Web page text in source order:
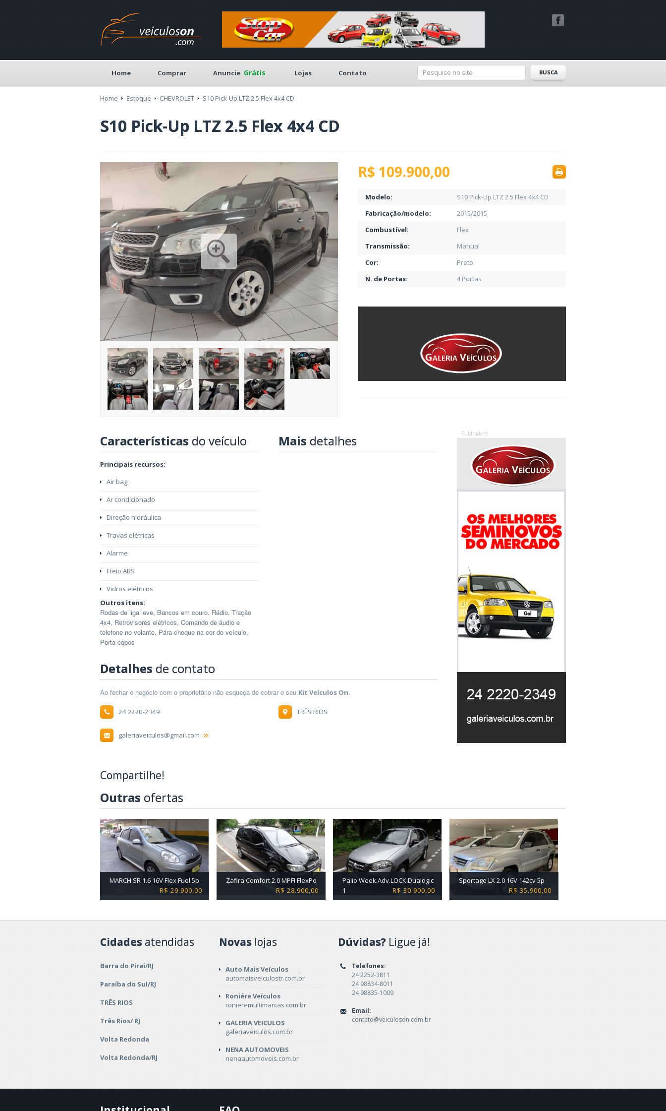
Home Comprar Anuncie Grátis Lojas Contato
Home Estoque CHEVROLET S10 Pick-Up LTZ 2.5 Flex 4x4 CD
S10 Pick-Up LTZ 2.5 Flex 4x4 CD
R$ 109.900,00
Modelo:
S10 Pick-Up LTZ 2.5 Flex 4x4 CD
Fabricação/modelo:
2015/2015
Combustível:
Flex
Transmissão:
Manual
Cor:
Preto
N. de Portas:
4 Portas
Características do veículo
Principais recursos:
Air bag
Ar condicionado
Direção hidráulica
Travas elétricas
Alarme
Freio ABS
Vidros elétricos
Outros itens:
Rodas de liga leve, Bancos em couro, Rádio, Tração
4x4, Retrovisores elétricos, Comando de áudio e
telefone no volante, Pára-choque na cor do veículo,
Porta copos
Mais detalhes
Detalhes de contato
Ao fechar o negócio com o proprietário não esqueça de cobrar o seu Kit Veículos On.
24 2220-2349
galeriaveiculos@gmail.com
TRÊS RIOS
Compartilhe!
Publicidade
Outras ofertas
MARCH SR 1.6 16V Flex Fuel 5p
R$ 29.900,00
Zafira Comfort 2.0 MPFI FlexPo
R$ 28.900,00
Palio Week.Adv.LOCK.Dualogic
1
R$ 30.900,00
Sportage LX 2.0 16V 142cv 5p
R$ 35.900,00
Cidades atendidas
Barra do Pirai/RJ
Paraíba do Sul/RJ
TRÊS RIOS
Três Rios/ RJ
Volta Redonda
Volta Redonda/RJ
Novas lojas
Auto Mais Veículos
automaisveiculostr.com.br
Roniére Veículos
ronieremultimarcas.com.br
GALERIA VEICULOS
galeriaveiculos.com.br
NENA AUTOMOVEIS
nenaautomoveis.com.br
Dúvidas? Ligue já!
Telefones:
24 2252-3811
24 98834-8011
24 98835-1009
Email:
contato@veiculoson.com.br